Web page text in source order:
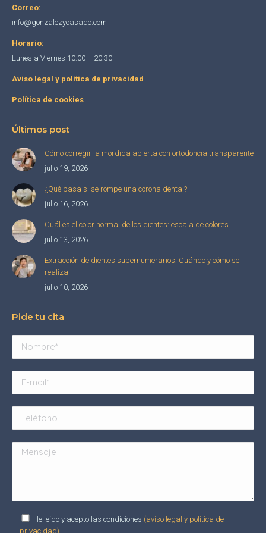
Correo:
info@gonzalezycasado.com
Horario:
Lunes a Viernes 10:00 – 20:30
Aviso legal y política de privacidad
Política de cookies
Últimos post
Cómo corregir la mordida abierta con ortodoncia transparente
julio 19, 2026
¿Qué pasa si se rompe una corona dental?
julio 16, 2026
Cuál es el color normal de los dientes: escala de colores
julio 13, 2026
Extracción de dientes supernumerarios: Cuándo y cómo se
realiza
julio 10, 2026
Pide tu cita
He leído y acepto las condiciones (aviso legal y política de
privacidad).